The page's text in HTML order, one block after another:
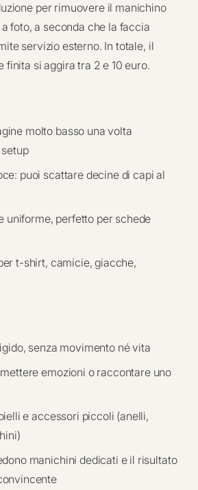
per rimuovere il manichino
foto, a seconda che la faccia
servizio esterno. In totale, il
finita si aggira tra 2 e 10 euro.
molto basso una volta
puoi scattare decine di capi al
uniforme, perfetto per schede
t-shirt, camicie, giacche,
senza movimento né vita
emozioni o raccontare uno
e accessori piccoli (anelli,
manichini dedicati e il risultato